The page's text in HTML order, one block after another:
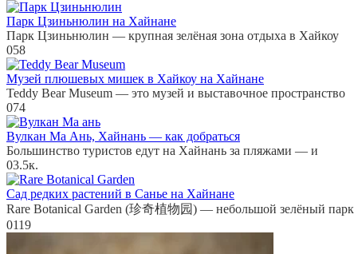
Парк Цзиньнюлин на Хайнане
Парк Цзиньнюлин — крупная зелёная зона отдыха в Хайкоу
058
Музей плюшевых мишек в Хайкоу на Хайнане
Teddy Bear Museum — это музей и выставочное пространство
074
Вулкан Ма Ань, Хайнань — как добраться
Большинство туристов едут на Хайнань за пляжами — и
03.5к.
Сад редких растений в Санье на Хайнане
Rare Botanical Garden (珍奇植物园) — небольшой зелёный
0119